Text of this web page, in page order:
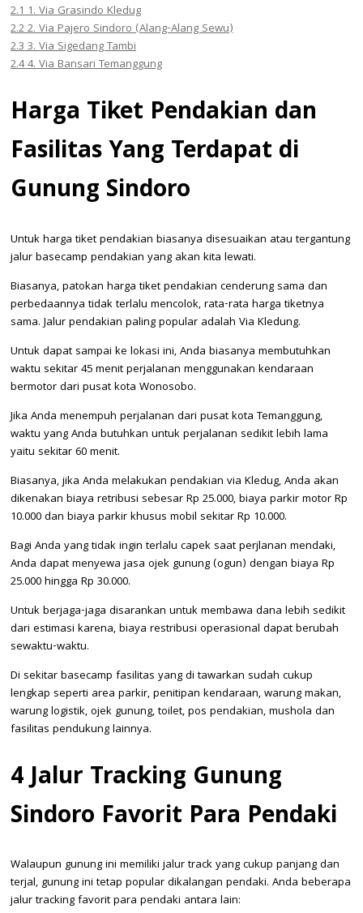
2.11. Via Grasindo Kledug
2.22. Via Pajero Sindoro (Alang-Alang Sewu)
2.33. Via Sigedang Tambi
2.44. Via Bansari Temanggung
Harga Tiket Pendakian dan
Fasilitas Yang Terdapat di
Gunung Sindoro
Untuk harga tiket pendakian biasanya disesuaikan atau tergantung
jalur basecamp pendakian yang akan kita lewati.
Biasanya, patokan harga tiket pendakian cenderung sama dan
perbedaannya tidak terlalu mencolok, rata-rata harga tiketnya
sama. Jalur pendakian paling popular adalah Via Kledung.
Untuk dapat sampai ke lokasi ini, Anda biasanya membutuhkan
waktu sekitar 45 menit perjalanan menggunakan kendaraan
bermotor dari pusat kota Wonosobo.
Jika Anda menempuh perjalanan dari pusat kota Temanggung,
waktu yang Anda butuhkan untuk perjalanan sedikit lebih lama
yaitu sekitar 60 menit.
Biasanya, jika Anda melakukan pendakian via Kledug, Anda akan
dikenakan biaya retribusi sebesar Rp 25.000, biaya parkir motor Rp
10.000 dan biaya parkir khusus mobil sekitar Rp 10.000.
Bagi Anda yang tidak ingin terlalu capek saat perjlanan mendaki,
Anda dapat menyewa jasa ojek gunung (ogun) dengan biaya Rp
25.000 hingga Rp 30.000.
Untuk berjaga-jaga disarankan untuk membawa dana lebih sedikit
dari estimasi karena, biaya restribusi operasional dapat berubah
sewaktu-waktu.
Di sekitar basecamp fasilitas yang di tawarkan sudah cukup
lengkap seperti area parkir, penitipan kendaraan, warung makan,
warung logistik, ojek gunung, toilet, pos pendakian, mushola dan
fasilitas pendukung lainnya.
4 Jalur Tracking Gunung
Sindoro Favorit Para Pendaki
Walaupun gunung ini memiliki jalur track yang cukup panjang dan
terjal, gunung ini tetap popular dikalangan pendaki. Anda beberapa
jalur tracking favorit para pendaki antara lain: